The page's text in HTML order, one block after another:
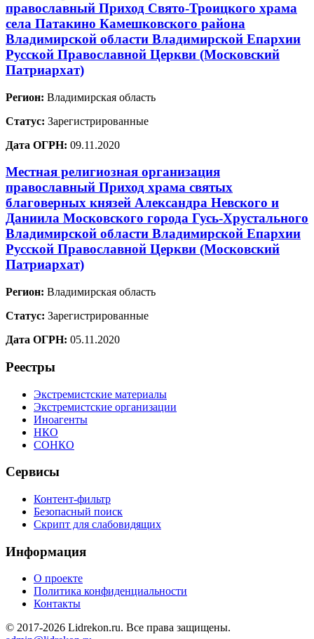
православный Приход Свято-Троицкого храма
села Патакино Камешковского района
Владимирской области Владимирской Епархии
Русской Православной Церкви (Московский
Патриархат)
Регион: Владимирская область
Статус: Зарегистрированные
Дата ОГРН: 09.11.2020
Местная религиозная организация
православный Приход храма святых
благоверных князей Александра Невского и
Даниила Московского города Гусь-Хрустального
Владимирской области Владимирской Епархии
Русской Православной Церкви (Московский
Патриархат)
Регион: Владимирская область
Статус: Зарегистрированные
Дата ОГРН: 05.11.2020
Реестры
Экстремистские материалы
Экстремистские организации
Иноагенты
НКО
СОНКО
Сервисы
Контент-фильтр
Безопасный поиск
Скрипт для слабовидящих
Информация
О проекте
Политика конфиденциальности
Контакты
© 2017-2026 Lidrekon.ru. Все права защищены.